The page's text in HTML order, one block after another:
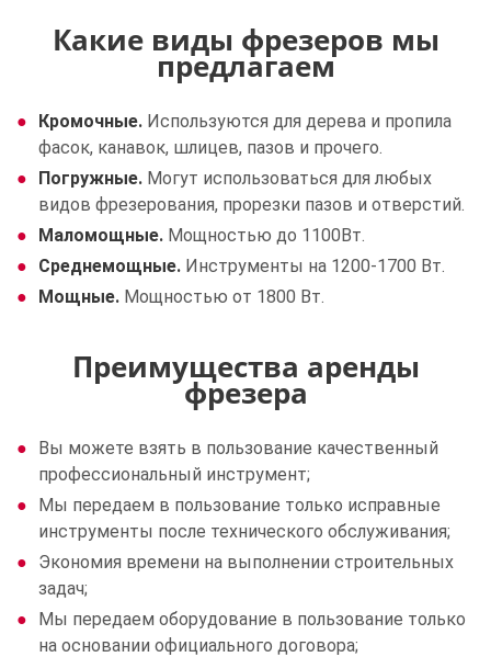
Какие виды фрезеров мы
предлагаем
Кромочные. Используются для дерева и пропила
фасок, канавок, шлицев, пазов и прочего.
Погружные. Могут использоваться для любых
видов фрезерования, прорезки пазов и отверстий.
Маломощные. Мощностью до 1100Вт.
Среднемощные. Инструменты на 1200-1700 Вт.
Мощные. Мощностью от 1800 Вт.
Преимущества аренды
фрезера
Вы можете взять в пользование качественный
профессиональный инструмент;
Мы передаем в пользование только исправные
инструменты после технического обслуживания;
Экономия времени на выполнении строительных
задач;
Мы передаем оборудование в пользование только
на основании официального договора;